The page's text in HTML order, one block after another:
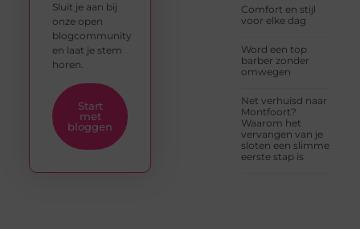
Comfort en stijl
voor elke dag
Word een top
barber zonder
omwegen
Net verhuisd naar
Montfoort?
Waarom het
vervangen van je
sloten een slimme
eerste stap is
Sluit je aan bij
onze open
blogcommunity
en laat je stem
horen.
Start
met
bloggen